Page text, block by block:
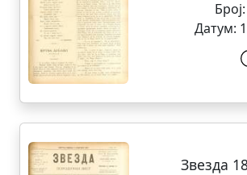
Број:
Датум:
Звезда